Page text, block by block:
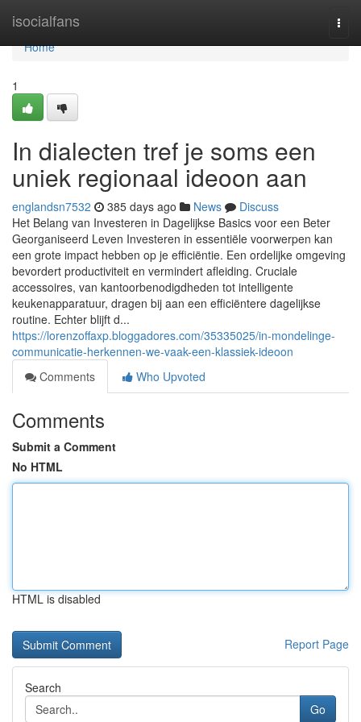
isocialfans
Home
Home
1
In dialecten tref je soms een
uniek regionaal ideoon aan
englandsn7532 385 days ago News
Discuss
Het Belang van Investeren in Dagelijkse Basics voor een Beter
Georganiseerd Leven Investeren in essentiële voorwerpen kan
een grote impact hebben op je efficiëntie. Een ordelijke omgeving
bevordert productiviteit en vermindert afleiding. Cruciale
accessoires, van kantoorbenodigdheden tot intelligente
keukenapparatuur, dragen bij aan een efficiëntere dagelijkse
routine. Echter blijft d...
https://lorenzoffaxp.bloggadores.com/35335025/in-mondelinge-
communicatie-herkennen-we-vaak-een-klassiek-ideoon
Comments
Who Upvoted
Comments
Submit a Comment
No HTML
HTML is disabled
Report Page
Search
Go